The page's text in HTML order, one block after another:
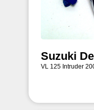
Suzuki
VL 125 Intruder